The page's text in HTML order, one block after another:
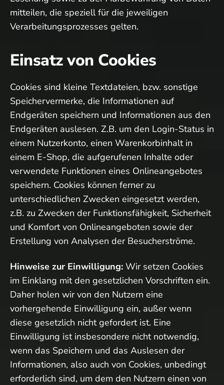
mitteilen, die speziell für die jeweiligen
Verarbeitungsprozesses gelten.
Einsatz von Cookies
Cookies sind kleine Textdateien, bzw. sonstige
Speichervermerke, die Informationen auf
Endgeräten speichern und Informationen aus den
Endgeräten auslesen. Z.B. um den Login-Status in
einem Nutzerkonto, einen Warenkorbinhalt in
einem E-Shop, die aufgerufenen Inhalte oder
verwendete Funktionen eines Onlineangebotes
speichern. Cookies können ferner zu
unterschiedlichen Zwecken eingesetzt werden,
z.B. zu Zwecken der Funktionsfähigkeit, Sicherheit
und Komfort von Onlineangeboten sowie der
Erstellung von Analysen der Besucherströme.
Hinweise zur Einwilligung: Wir setzen Cookies
im Einklang mit den gesetzlichen Vorschriften ein.
Daher holen wir von den Nutzern eine
vorhergehende Einwilligung ein, außer wenn
diese gesetzlich nicht gefordert ist. Eine
Einwilligung ist insbesondere nicht notwendig,
wenn das Speichern und das Auslesen der
Informationen, also auch von Cookies, unbedingt
erforderlich sind, um dem den Nutzern einen von